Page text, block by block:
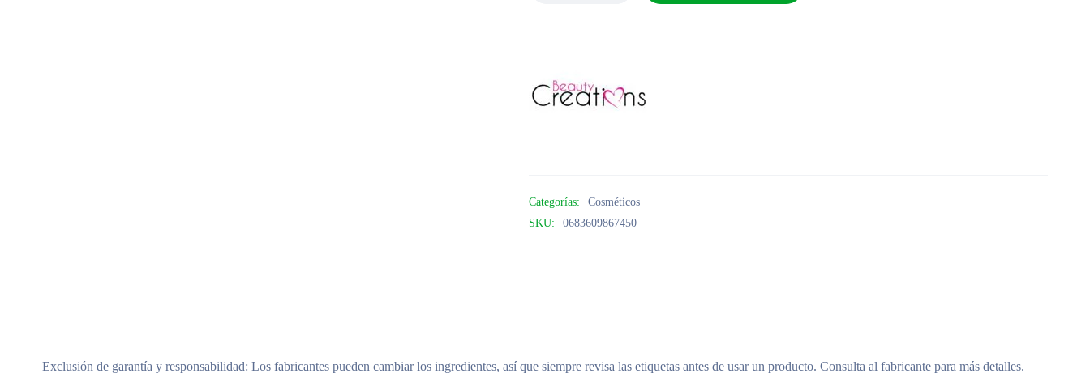
Categorías:
Cosméticos
SKU:
0683609867450
Exclusión de garantía y responsabilidad: Los fabricantes pueden cambiar los ingredientes, así que siempre revisa las etiquetas antes de usar un producto. Consulta al fabricante para más detalles.